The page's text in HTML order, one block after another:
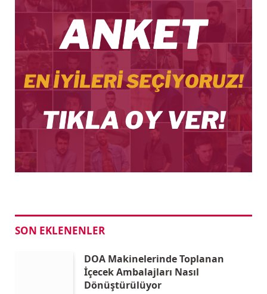
SON EKLENENLER
DOA Makinelerinde Toplanan
İçecek Ambalajları Nasıl
Dönüştürülüyor